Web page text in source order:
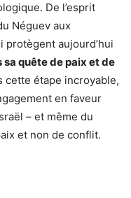
De l’esprit
Néguev aux
protègent aujourd’hui
quête de paix et de
cette étape incroyable,
en faveur
– et même du
et non de conflit.